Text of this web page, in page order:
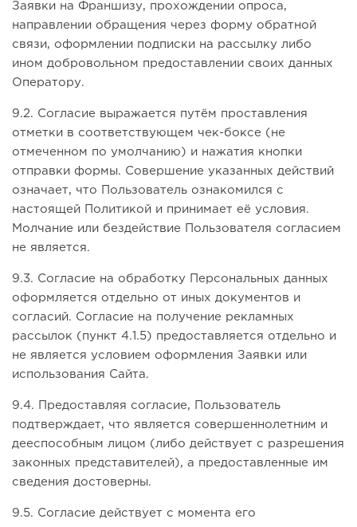
Заявки на Франшизу, прохождении опроса,
направлении обращения через форму обратной
связи, оформлении подписки на рассылку либо
ином добровольном предоставлении своих данных
Оператору.
9.2. Согласие выражается путём проставления
отметки в соответствующем чек-боксе (не
отмеченном по умолчанию) и нажатия кнопки
отправки формы. Совершение указанных действий
означает, что Пользователь ознакомился с
настоящей Политикой и принимает её условия.
Молчание или бездействие Пользователя согласием
не является.
9.3. Согласие на обработку Персональных данных
оформляется отдельно от иных документов и
согласий. Согласие на получение рекламных
рассылок (пункт 4.1.5) предоставляется отдельно и
не является условием оформления Заявки или
использования Сайта.
9.4. Предоставляя согласие, Пользователь
подтверждает, что является совершеннолетним и
дееспособным лицом (либо действует с разрешения
законных представителей), а предоставленные им
сведения достоверны.
9.5. Согласие действует с момента его